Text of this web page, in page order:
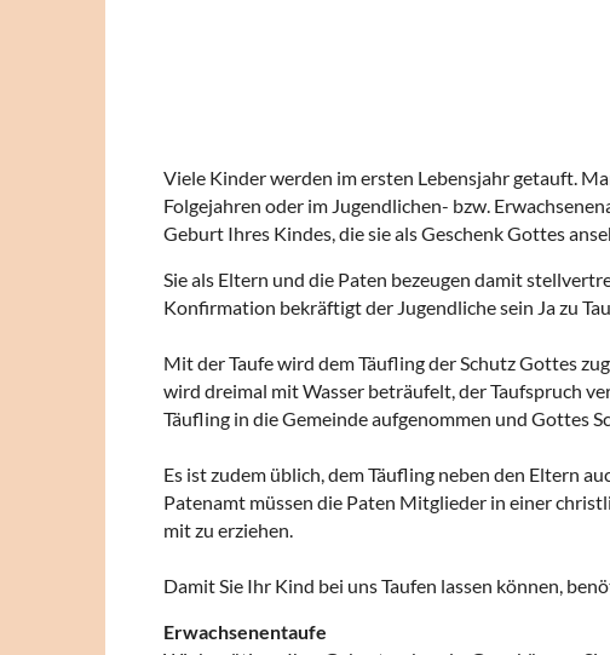
Viele Kinder werden im ersten Lebensjahr getauft.
Folgejahren oder im Jugendlichen- bzw.
Geburt Ihres Kindes, die sie als Geschenk Gottes
Sie als Eltern und die Paten bezeugen damit
Konfirmation bekräftigt der Jugendliche sein Ja zu
Mit der Taufe wird dem Täufling der Schutz Gottes
wird dreimal mit Wasser beträufelt, der Taufspruch
Täufling in die Gemeinde aufgenommen und Gottes
Es ist zudem üblich, dem Täufling neben den Eltern
Patenamt müssen die Paten Mitglieder in einer
mit zu erziehen.
Damit Sie Ihr Kind bei uns Taufen lassen können,
Erwachsenentaufe